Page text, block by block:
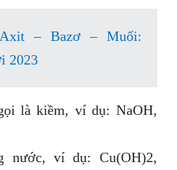
Axit – Bazơ – Muối:
2023
là kiềm, ví dụ: NaOH,
nước, ví dụ: Cu(OH)2,